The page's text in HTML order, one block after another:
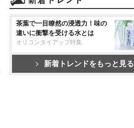
茶葉で一目瞭然の浸透力！味の
違いに衝撃を受ける水とは
オリコンタイアップ特集
新着トレンドをもっと見る